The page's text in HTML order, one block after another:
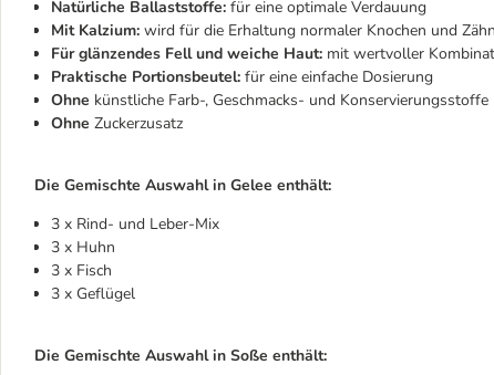
Natürliche Ballaststoffe: für eine optimale Verdauung
Mit Kalzium: wird für die Erhaltung normaler Knochen und
Für glänzendes Fell und weiche Haut: mit wertvoller
Praktische Portionsbeutel: für eine einfache Dosierung
Ohne künstliche Farb-, Geschmacks- und Konservierungsstoffe
Ohne Zuckerzusatz
Die Gemischte Auswahl in Gelee enthält:
3 x Rind- und Leber-Mix
3 x Huhn
3 x Fisch
3 x Geflügel
Die Gemischte Auswahl in Soße enthält: